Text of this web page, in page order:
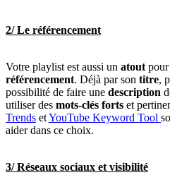
2/ Le référencement
Votre playlist est aussi un atout pour
référencement. Déjà par son titre,
possibilité de faire une description
utiliser des mots-clés forts et
Trends etYouTube Keyword Tool
aider dans ce choix.
3/ Réseaux sociaux et visibilité